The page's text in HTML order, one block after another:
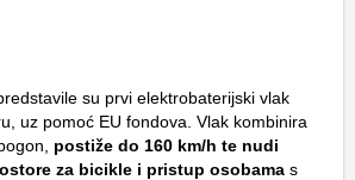
su prvi elektrobaterijski vlak
uz pomoć EU fondova. Vlak kombinira
postiže do 160 km/h te nudi
za bicikle i pristup osobama s